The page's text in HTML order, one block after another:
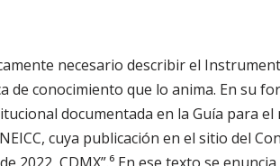
necesario describir el
de conocimiento que lo anima. En su
documentada en la Guía para
cuya publicación en el sitio del